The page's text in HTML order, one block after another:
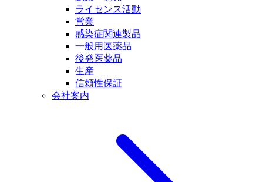
ライセンス活動
営業
感染症関連製品
一般用医薬品
後発医薬品
生産
信頼性保証
会社案内